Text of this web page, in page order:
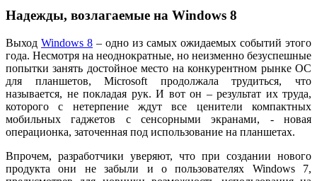
Надежды, возлагаемые на Windows 8
Выход Windows 8 – одно из самых ожидаемых событий этого
года. Несмотря на неоднократные, но неизменно безуспешные
попытки занять достойное место на конкурентном рынке ОС
для планшетов, Microsoft продолжала трудиться, что
называется, не покладая рук. И вот он – результат их труда,
которого с нетерпение ждут все ценители компактных
мобильных гаджетов с сенсорными экранами, - новая
операционка, заточенная под использование на планшетах.
Впрочем, разработчики уверяют, что при создании нового
продукта они не забыли и о пользователях Windows 7,